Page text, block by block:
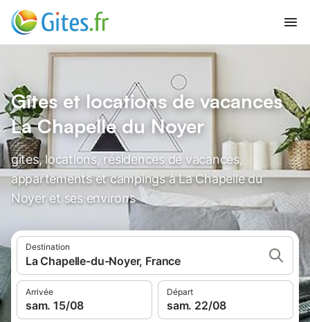
Gîtes et locations de vacances
La Chapelle du Noyer
gîtes, locations, résidences de vacances,
appartements et campings à La Chapelle du
Noyer et ses environs
Destination
La Chapelle-du-Noyer, France
Arrivée
sam. 15/08
Départ
sam. 22/08